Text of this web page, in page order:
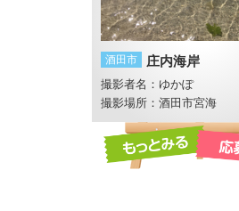
酒田市 庄内海岸
撮影者名：ゆかぽ
撮影場所：酒田市宮海